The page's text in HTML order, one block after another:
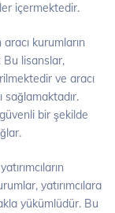
içermektedir.
kurumların
Bu lisanslar,
ve aracı
sağlamaktadır.
güvenli bir şekilde
yatırımcılara
yükümlüdür. Bu